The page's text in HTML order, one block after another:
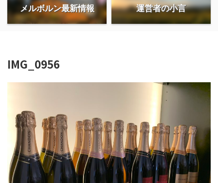
メルボルン最新情報 運営者の小言
IMG_0956